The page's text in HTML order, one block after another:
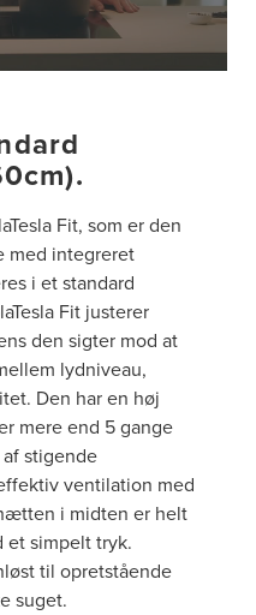
Fit, som er den
med integreret
i et standard
Fit justerer
den sigter mod at
lydniveau,
Den har en høj
mere end 5 gange
stigende
ventilation med
i midten er helt
et simpelt tryk.
til opretstående
suget.